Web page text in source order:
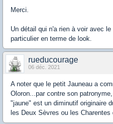
Merci.
Un détail qui n'a rien à voir avec
particulier en terme de look.
rueducourage
06 déc. 2021
A noter que le petit Jauneau a
Oloron...par contre son
"jaune" est un diminutif originaire
les Deux Sèvres ou les